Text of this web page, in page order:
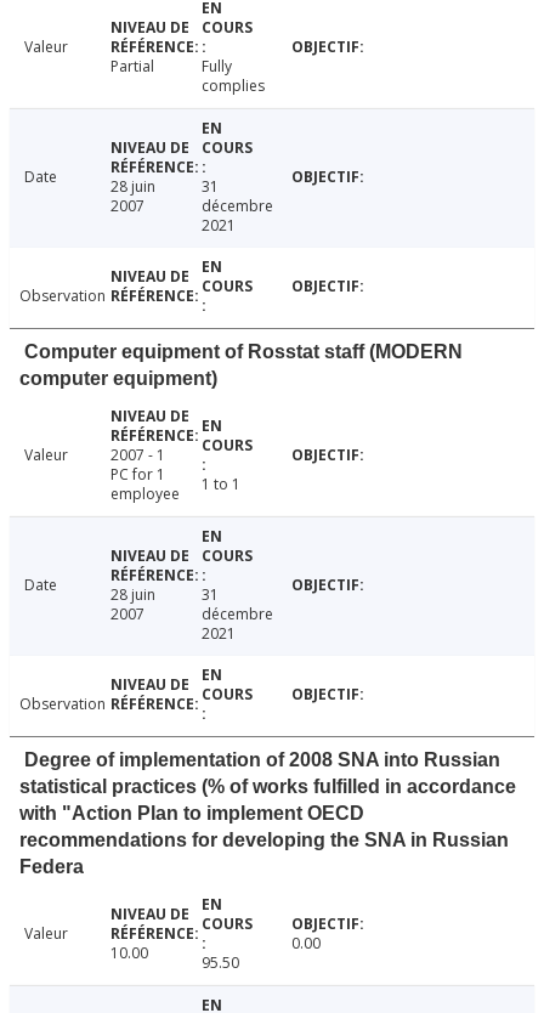
Valeur
Partial
Fully
complies
Date
28 juin
2007
31
décembre
2021
Observation
Computer equipment of Rosstat staff (MODERN
computer equipment)
Valeur
2007 - 1
PC for 1
employee
1 to 1
Date
28 juin
2007
31
décembre
2021
Observation
Degree of implementation of 2008 SNA into Russian
statistical practices (% of works fulfilled in accordance
with "Action Plan to implement OECD
recommendations for developing the SNA in Russian
Federa
Valeur
10.00
95.50
0.00